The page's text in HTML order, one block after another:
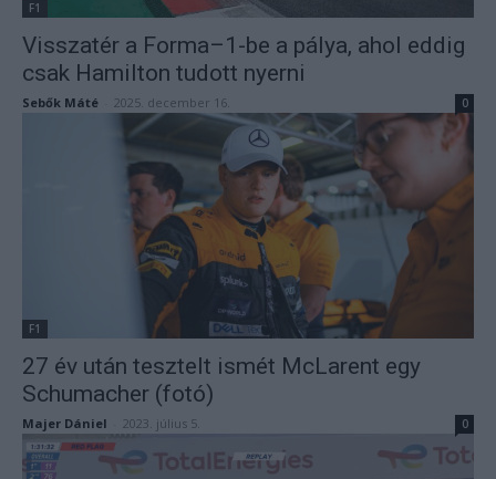
F1
Visszatér a Forma–1-be a pálya, ahol eddig
csak Hamilton tudott nyerni
Sebők Máté 2025. december 16. 0
F1
27 év után tesztelt ismét McLarent egy
Schumacher (fotó)
Majer Dániel 2023. július 5. 0